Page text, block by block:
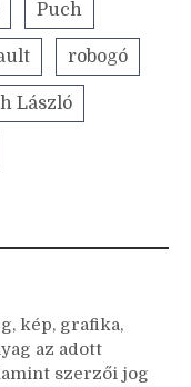
Puch
robogó
László
kép, grafika,
az adott
szerzői jog